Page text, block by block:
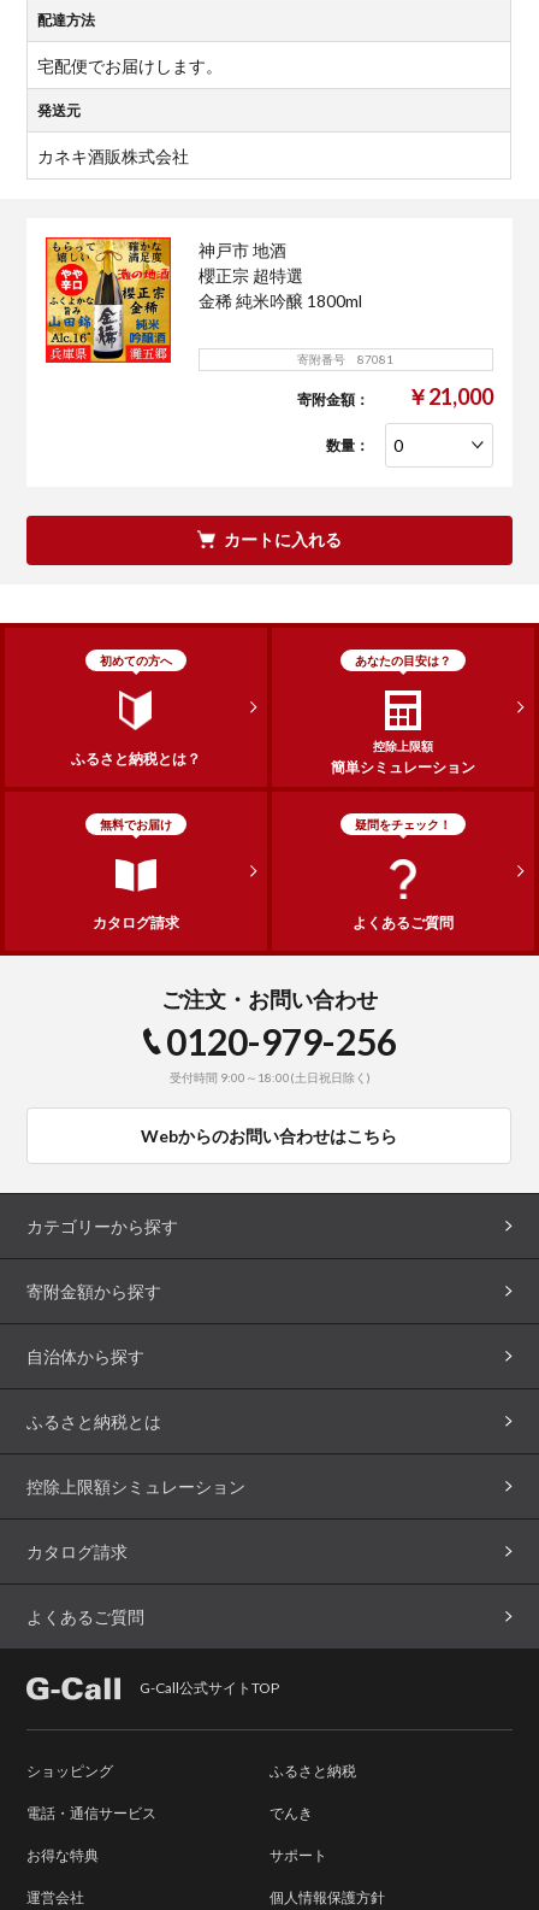
配達方法
宅配便でお届けします。
発送元
カネキ酒販株式会社
神戸市 地酒
櫻正宗 超特選
金稀 純米吟醸 1800ml
寄附番号 87081
寄附金額： ￥21,000
数量：
カートに入れる
初めての方へ
ふるさと納税とは？
あなたの目安は？
控除上限額
簡単シミュレーション
無料でお届け
カタログ請求
疑問をチェック！
よくあるご質問
ご注文・お問い合わせ
0120-979-256
受付時間 9:00～18:00(土日祝日除く)
Webからのお問い合わせはこちら
カテゴリーから探す
寄附金額から探す
自治体から探す
ふるさと納税とは
控除上限額シミュレーション
カタログ請求
よくあるご質問
G-Call公式サイトTOP
ショッピング ふるさと納税
電話・通信サービス でんき
お得な特典 サポート
運営会社 個人情報保護方針